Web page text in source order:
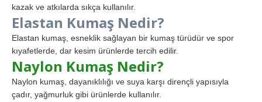
kazak ve atkılarda sıkça kullanılır.
Elastan Kumaş Nedir?
Elastan kumaş, esneklik sağlayan bir kumaş türüdür ve spor
kıyafetlerde, dar kesim ürünlerde tercih edilir.
Naylon Kumaş Nedir?
Naylon kumaş, dayanıklılığı ve suya karşı dirençli yapısıyla
çadır, yağmurluk gibi ürünlerde kullanılır.